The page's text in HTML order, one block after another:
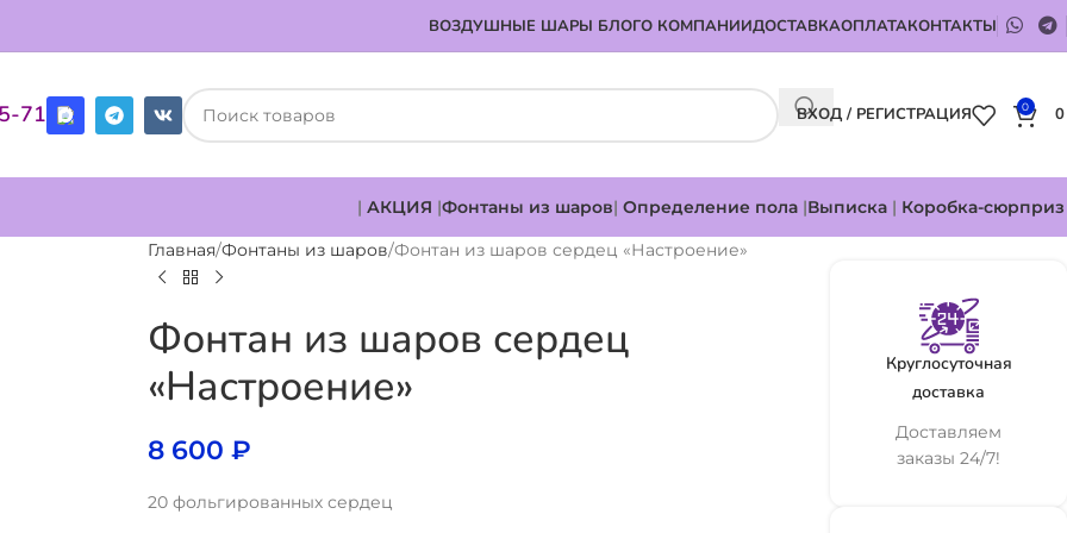
ВОЗДУШНЫЕ ШАРЫ БЛОГО КОМПАНИИДОСТАВКАОПЛАТАКОНТАКТЫ
71 ВХОД / РЕГИСТРАЦИЯ 0
| АКЦИЯ |Фонтаны из шаров| Определение пола |Выписка | Коробка-сюрприз
Главная Фонтаны из шаров Фонтан из шаров сердец «Настроение»
Фонтан из шаров сердец
«Настроение»
8 600₽
20 фольгированных сердец
Круглосуточная
доставка
Доставляем
заказы 24/7!